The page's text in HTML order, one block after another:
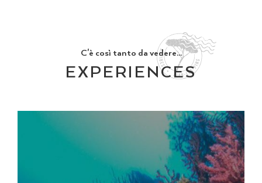
C'è così tanto da vedere...
EXPERIENCES